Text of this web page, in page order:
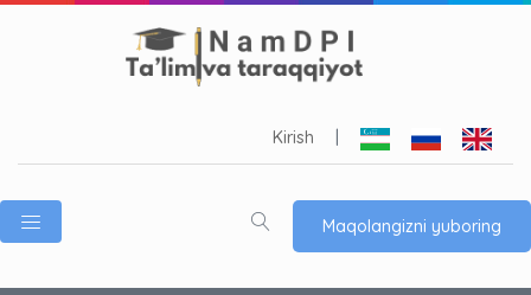
Kirish
Maqolangizni yuboring